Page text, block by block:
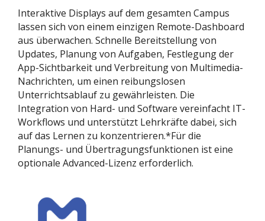
Interaktive Displays auf dem gesamten Campus
lassen sich von einem einzigen Remote-Dashboard
aus überwachen. Schnelle Bereitstellung von
Updates, Planung von Aufgaben, Festlegung der
App-Sichtbarkeit und Verbreitung von Multimedia-
Nachrichten, um einen reibungslosen
Unterrichtsablauf zu gewährleisten. Die
Integration von Hard- und Software vereinfacht IT-
Workflows und unterstützt Lehrkräfte dabei, sich
auf das Lernen zu konzentrieren.*Für die
Planungs- und Übertragungsfunktionen ist eine
optionale Advanced-Lizenz erforderlich.